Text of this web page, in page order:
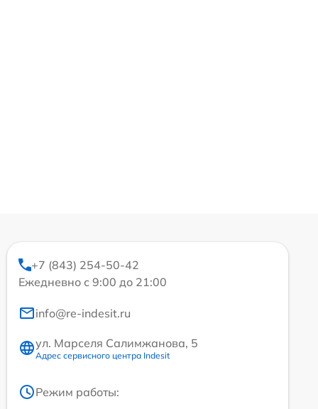
+7 (843) 254-50-42
Ежедневно с 9:00 до 21:00
info@re-indesit.ru
ул. Марселя Салимжанова, 5
Адрес сервисного центра Indesit
Режим работы: